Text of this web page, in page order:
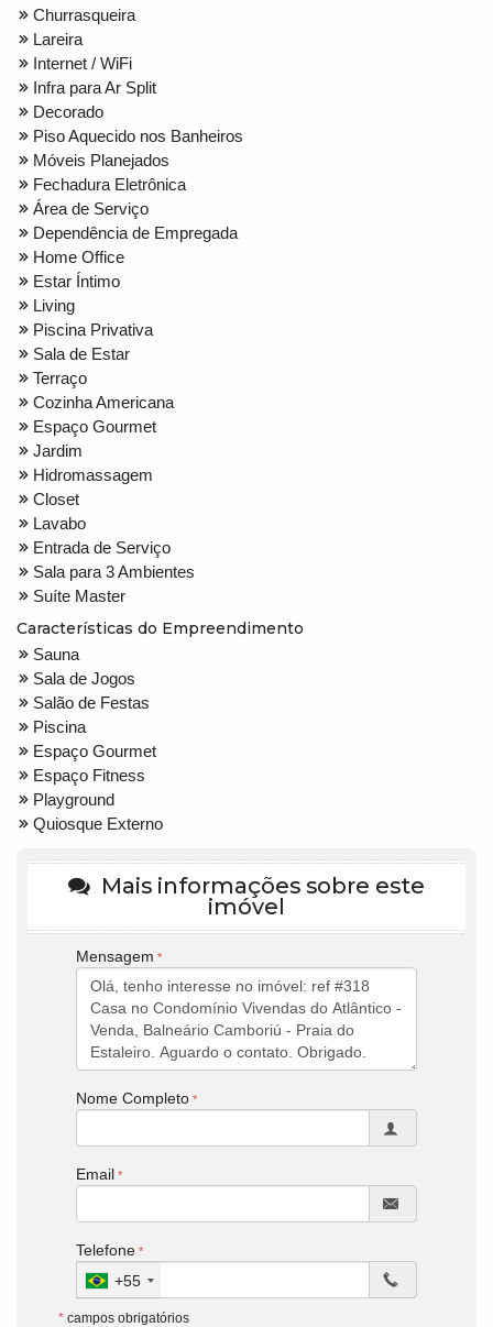
Churrasqueira
Lareira
Internet / WiFi
Infra para Ar Split
Decorado
Piso Aquecido nos Banheiros
Móveis Planejados
Fechadura Eletrônica
Área de Serviço
Dependência de Empregada
Home Office
Estar Íntimo
Living
Piscina Privativa
Sala de Estar
Terraço
Cozinha Americana
Espaço Gourmet
Jardim
Hidromassagem
Closet
Lavabo
Entrada de Serviço
Sala para 3 Ambientes
Suíte Master
Características do Empreendimento
Sauna
Sala de Jogos
Salão de Festas
Piscina
Espaço Gourmet
Espaço Fitness
Playground
Quiosque Externo
Mais informações sobre este
imóvel
Mensagem
Nome Completo
Email
Telefone
+55
* campos obrigatórios